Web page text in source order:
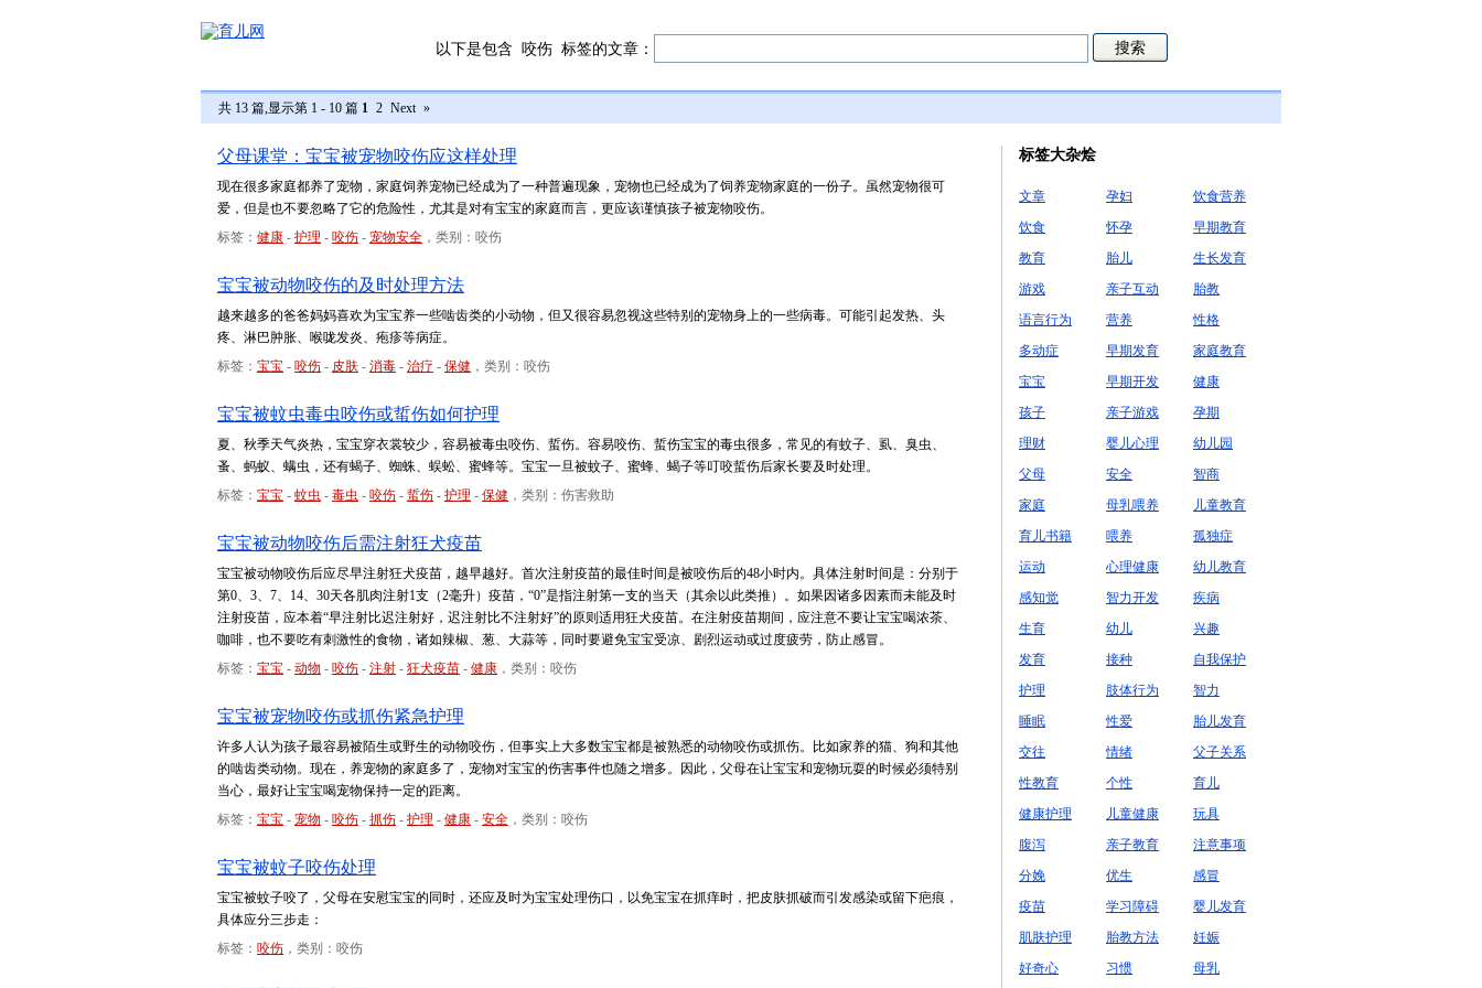
以下是包含 咬伤 标签的文章：
共 13 篇,显示第 1 - 10 篇 1 2 Next »
父母课堂：宝宝被宠物咬伤应这样处理
现在很多家庭都养了宠物，家庭饲养宠物已经成为了一种普遍现象，宠物也已经成为了饲养宠物家庭的一份子。虽然宠物很可
爱，但是也不要忽略了它的危险性，尤其是对有宝宝的家庭而言，更应该谨慎孩子被宠物咬伤。
标签： 健康 - 护理 - 咬伤 - 宠物安全 ，类别：咬伤
宝宝被动物咬伤的及时处理方法
越来越多的爸爸妈妈喜欢为宝宝养一些啮齿类的小动物，但又很容易忽视这些特别的宠物身上的一些病毒。可能引起发热、头
疼、淋巴肿胀、喉咙发炎、疱疹等病症。
标签： 宝宝 - 咬伤 - 皮肤 - 消毒 - 治疗 - 保健 ，类别：咬伤
宝宝被蚊虫毒虫咬伤或蜇伤如何护理
夏、秋季天气炎热，宝宝穿衣裳较少，容易被毒虫咬伤、蜇伤。容易咬伤、蜇伤宝宝的毒虫很多，常见的有蚊子、虱、臭虫、
蚤、蚂蚁、螨虫，还有蝎子、蜘蛛、蜈蚣、蜜蜂等。宝宝一旦被蚊子、蜜蜂、蝎子等叮咬蜇伤后家长要及时处理。
标签： 宝宝 - 蚊虫 - 毒虫 - 咬伤 - 蜇伤 - 护理 - 保健 ，类别：伤害救助
宝宝被动物咬伤后需注射狂犬疫苗
宝宝被动物咬伤后应尽早注射狂犬疫苗，越早越好。首次注射疫苗的最佳时间是被咬伤后的48小时内。具体注射时间是：分别于
第0、3、7、14、30天各肌肉注射1支（2毫升）疫苗，“0”是指注射第一支的当天（其余以此类推）。如果因诸多因素而未能及时
注射疫苗，应本着“早注射比迟注射好，迟注射比不注射好”的原则适用狂犬疫苗。在注射疫苗期间，应注意不要让宝宝喝浓茶、
咖啡，也不要吃有刺激性的食物，诸如辣椒、葱、大蒜等，同时要避免宝宝受凉、剧烈运动或过度疲劳，防止感冒。
标签： 宝宝 - 动物 - 咬伤 - 注射 - 狂犬疫苗 - 健康 ，类别：咬伤
宝宝被宠物咬伤或抓伤紧急护理
许多人认为孩子最容易被陌生或野生的动物咬伤，但事实上大多数宝宝都是被熟悉的动物咬伤或抓伤。比如家养的猫、狗和其他
的啮齿类动物。现在，养宠物的家庭多了，宠物对宝宝的伤害事件也随之增多。因此，父母在让宝宝和宠物玩耍的时候必须特别
当心，最好让宝宝喝宠物保持一定的距离。
标签： 宝宝 - 宠物 - 咬伤 - 抓伤 - 护理 - 健康 - 安全 ，类别：咬伤
宝宝被蚊子咬伤处理
宝宝被蚊子咬了，父母在安慰宝宝的同时，还应及时为宝宝处理伤口，以免宝宝在抓痒时，把皮肤抓破而引发感染或留下疤痕，
具体应分三步走：
标签： 咬伤 ，类别：咬伤
标签大杂烩
文章 孕妇
饮食营养
饮食
怀孕
早期教育
教育
胎儿
生长发育
游戏
亲子互动
胎教
语言行为
营养
性格
多动症
早期发育
家庭教育
宝宝
早期开发
健康
孩子
亲子游戏
孕期
理财
婴儿心理
幼儿园
父母
安全
智商
家庭
母乳喂养
儿童教育
育儿书籍
喂养
孤独症
运动
心理健康
幼儿教育
感知觉
智力开发
疾病
生育
幼儿
兴趣
发育
接种
自我保护
护理
肢体行为
智力
睡眠
性爱
胎儿发育
交往
情绪
父子关系
性教育
个性
育儿
健康护理
儿童健康
玩具
腹泻
亲子教育
注意事项
分娩
优生
感冒
疫苗
学习障碍
婴儿发育
肌肤护理
胎教方法
妊娠
好奇心
习惯
母乳